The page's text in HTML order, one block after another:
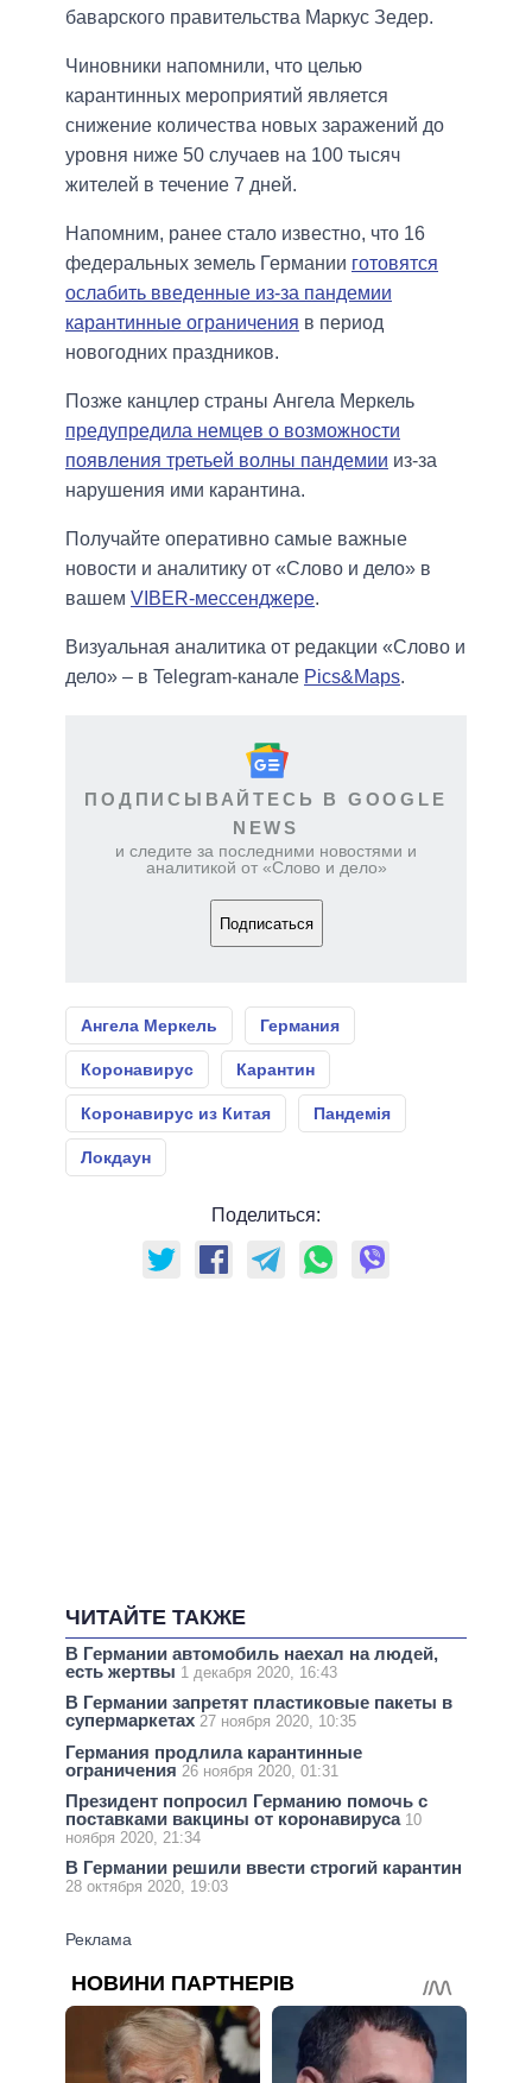
баварского правительства Маркус Зедер.
Чиновники напомнили, что целью
карантинных мероприятий является
снижение количества новых заражений до
уровня ниже 50 случаев на 100 тысяч
жителей в течение 7 дней.
Напомним, ранее стало известно, что 16
федеральных земель Германии готовятся
ослабить введенные из-за пандемии
карантинные ограничения в период
новогодних праздников.
Позже канцлер страны Ангела Меркель
предупредила немцев о возможности
появления третьей волны пандемии из-за
нарушения ими карантина.
Получайте оперативно самые важные
новости и аналитику от «Слово и дело» в
вашем VIBER-мессенджере.
Визуальная аналитика от редакции «Слово и
дело» – в Telegram-канале Pics&Maps.
ПОДПИСЫВАЙТЕСЬ В GOOGLE
NEWS
и следите за последними новостями и
аналитикой от «Слово и дело»
Подписаться
Ангела Меркель Германия
Коронавирус Карантин
Коронавирус из Китая Пандемія
Локдаун
Поделиться:
ЧИТАЙТЕ ТАКЖЕ
В Германии автомобиль наехал на людей,
есть жертвы 1 декабря 2020, 16:43
В Германии запретят пластиковые пакеты в
супермаркетах 27 ноября 2020, 10:35
Германия продлила карантинные
ограничения 26 ноября 2020, 01:31
Президент попросил Германию помочь с
поставками вакцины от коронавируса 10
ноября 2020, 21:34
В Германии решили ввести строгий карантин
28 октября 2020, 19:03